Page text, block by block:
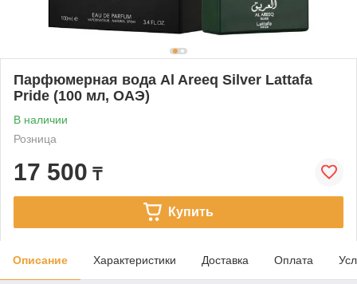
Парфюмерная вода Al Areeq Silver Lattafa
Pride (100 мл, ОАЭ)
В наличии
Розница
17 500 ₸
Купить
Описание Характеристики Доставка Оплата